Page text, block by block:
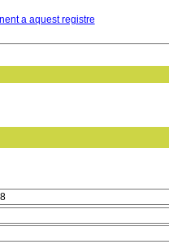
a aquest registre